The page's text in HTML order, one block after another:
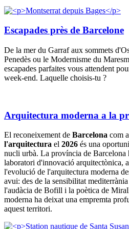
Escapades près de Barcelone
De la mer du Garraf aux sommets
Penedès ou le Modernisme du
escapades parfaites vous attendent
week-end. Laquelle choisis-tu ?
Arquitectura moderna a la
El reconeixement de Barcelona com a
l'arquitectura el 2026 és una
nucli urbà. La província de Barcelona
laboratori d'innovació arquitectònica,
l'evolució de l'arquitectura moderna
avui: des de la sensibilitat
l'audàcia de Bofill i la poètica de
moderna ha deixat una empremta
aquest territori.